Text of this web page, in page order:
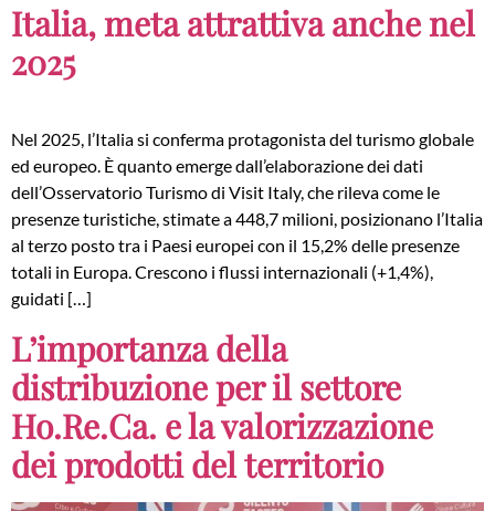
Italia, meta attrattiva anche nel
2025
Nel 2025, l’Italia si conferma protagonista del turismo globale
ed europeo. È quanto emerge dall’elaborazione dei dati
dell’Osservatorio Turismo di Visit Italy, che rileva come le
presenze turistiche, stimate a 448,7 milioni, posizionano l’Italia
al terzo posto tra i Paesi europei con il 15,2% delle presenze
totali in Europa. Crescono i flussi internazionali (+1,4%),
guidati […]
L’importanza della
distribuzione per il settore
Ho.Re.Ca. e la valorizzazione
dei prodotti del territorio